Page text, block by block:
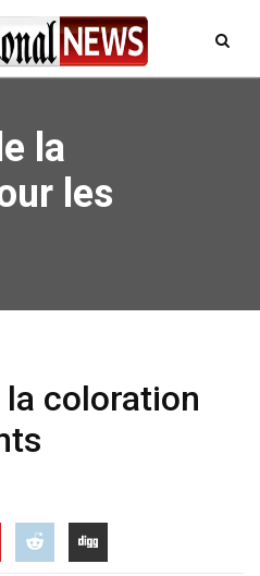
la
les
coloration